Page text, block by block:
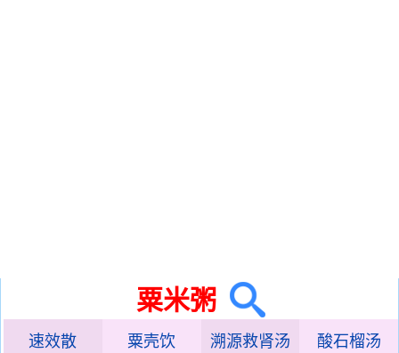
粟米粥
速效散 粟壳饮 溯源救肾汤 酸石榴汤